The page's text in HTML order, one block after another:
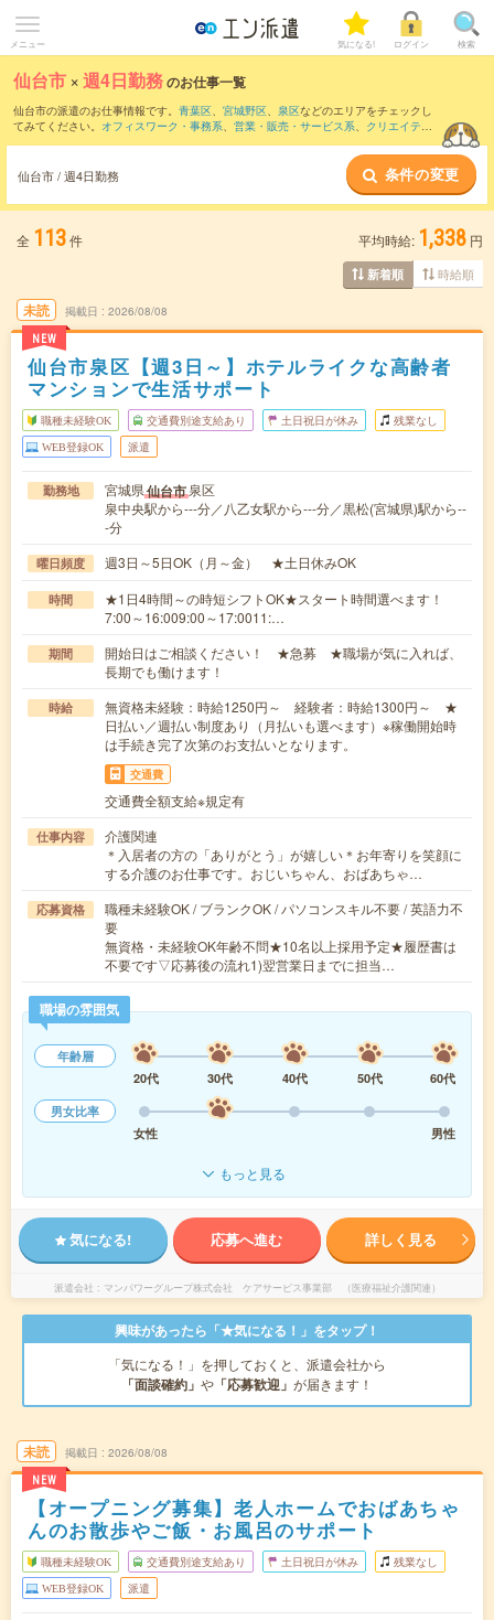
メニュー 気になる! ログイン 検索
仙台市 ×週4日勤務のお仕事一覧
仙台市の派遣のお仕事情報です。 青葉区、 宮城野区、 泉区などのエリアをチェックし
てみてください。 オフィスワーク・事務系、 営業・販売・サービス系、 クリエイティ
などのこだわり条件も取り揃えています。
仙台市 / 週4日勤務 条件の変更
全 113件 平均時給: 1,338 円
新着順 時給順
未読
NEW
掲載日 2026/08/08
仙台市泉区【週3日～】ホテルライクな高齢者
マンションで生活サポート
職種未経験OK 交通費別途支給あり 土日祝日が休み 残業なし
WEB登録OK 派遣
勤務地 宮城県仙台市泉区
泉中央駅から---分／八乙女駅から---分／黒松(宮城県)駅から--
-分
曜日頻度 週3日～5日OK（月～金） ★土日休みOK
時間
★1日4時間～の時短シフトOK★スタート時間選べます！
7:00～16:009:00～17:0011:…
期間
開始日はご相談ください！ ★急募 ★職場が気に入れば、
長期でも働けます！
時給
無資格未経験：時給1250円～ 経験者：時給1300円～ ★
日払い／週払い制度あり（月払いも選べます）※稼働開始時
は手続き完了次第のお支払いとなります。
交通費
交通費全額支給※規定有
仕事内容
介護関連
＊入居者の方の「ありがとう」が嬉しい＊お年寄りを笑顔に
する介護のお仕事です。おじいちゃん、おばあちゃ…
応募資格
職種未経験OK / ブランクOK / パソコンスキル不要 / 英語力不
要
無資格・未経験OK年齢不問★10名以上採用予定★履歴書は
不要です▽応募後の流れ1)翌営業日までに担当…
職場の雰囲気
年齢層
20代
30代 40代 50代
60代
男女比率
女性
男性
もっと見る
気になる! 応募へ進む 詳しく見る
派遣会社 マンパワーグループ株式会社 ケアサービス事業部 （医療福祉介護関連）
興味があったら「★気になる！」をタップ！
「気になる！」を押しておくと、派遣会社から
「面談確約」 や 「応募歓迎」 が届きます！
未読
NEW
掲載日 2026/08/08
【オープニング募集】老人ホームでおばあちゃ
んのお散歩やご飯・お風呂のサポート
職種未経験OK 交通費別途支給あり 土日祝日が休み 残業なし
WEB登録OK 派遣